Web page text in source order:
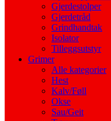
Gjerdestolper
Gjerdetråd
Grindhandtak
Isolator
Tilleggsutstyr
Grimer
Alle kategorier
Hest
Kalv/Føll
Okse
Sau/Geit